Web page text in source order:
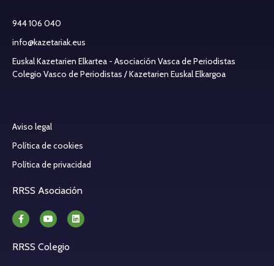
944 106 040
info@kazetariak.eus
Euskal Kazetarien Elkartea - Asociación Vasca de Periodistas
Colegio Vasco de Periodistas / Kazetarien Euskal Elkargoa
Aviso legal
Política de cookies
Política de privacidad
RRSS Asociación
RRSS Colegio